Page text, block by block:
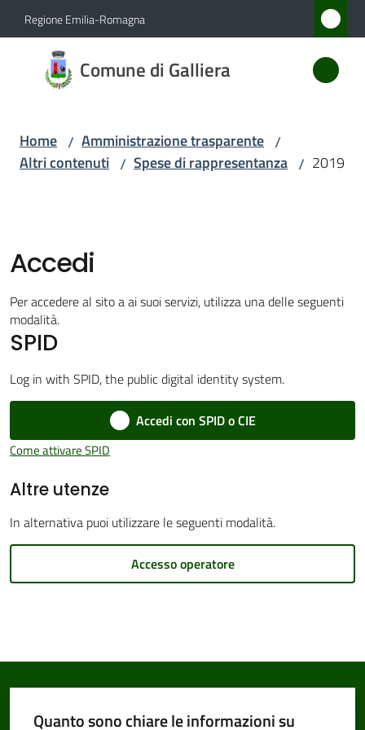
Vai al contenuto
Vai alla navigazione
Vai al footer
Regione Emilia-Romagna
Comune di Galliera
Comune
di
Amministrazione
Servizi
Vivere
Galliera
Amministrazione
Menu selezionato
Tutti
Home / Amministrazione trasparente /
Altri contenuti / Spese di rappresentanza / 2019
Accedi
Per accedere al sito a ai suoi servizi, utilizza una delle seguenti
modalità.
SPID
Log in with SPID, the public digital identity system.
Accedi con SPID o CIE
Come attivare SPID
Altre utenze
In alternativa puoi utilizzare le seguenti modalità.
Accesso operatore
Quanto sono chiare le informazioni su